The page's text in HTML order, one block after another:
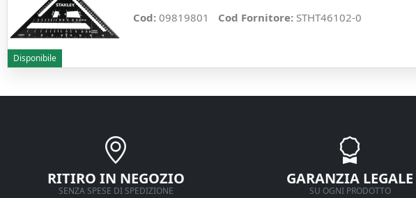
Disponibile
Cod: 09819801 Cod Fornitore: STHT46102-0
RITIRO IN NEGOZIO
SENZA SPESE DI SPEDIZIONE
GARANZIA LEGALE
SU OGNI PRODOTTO